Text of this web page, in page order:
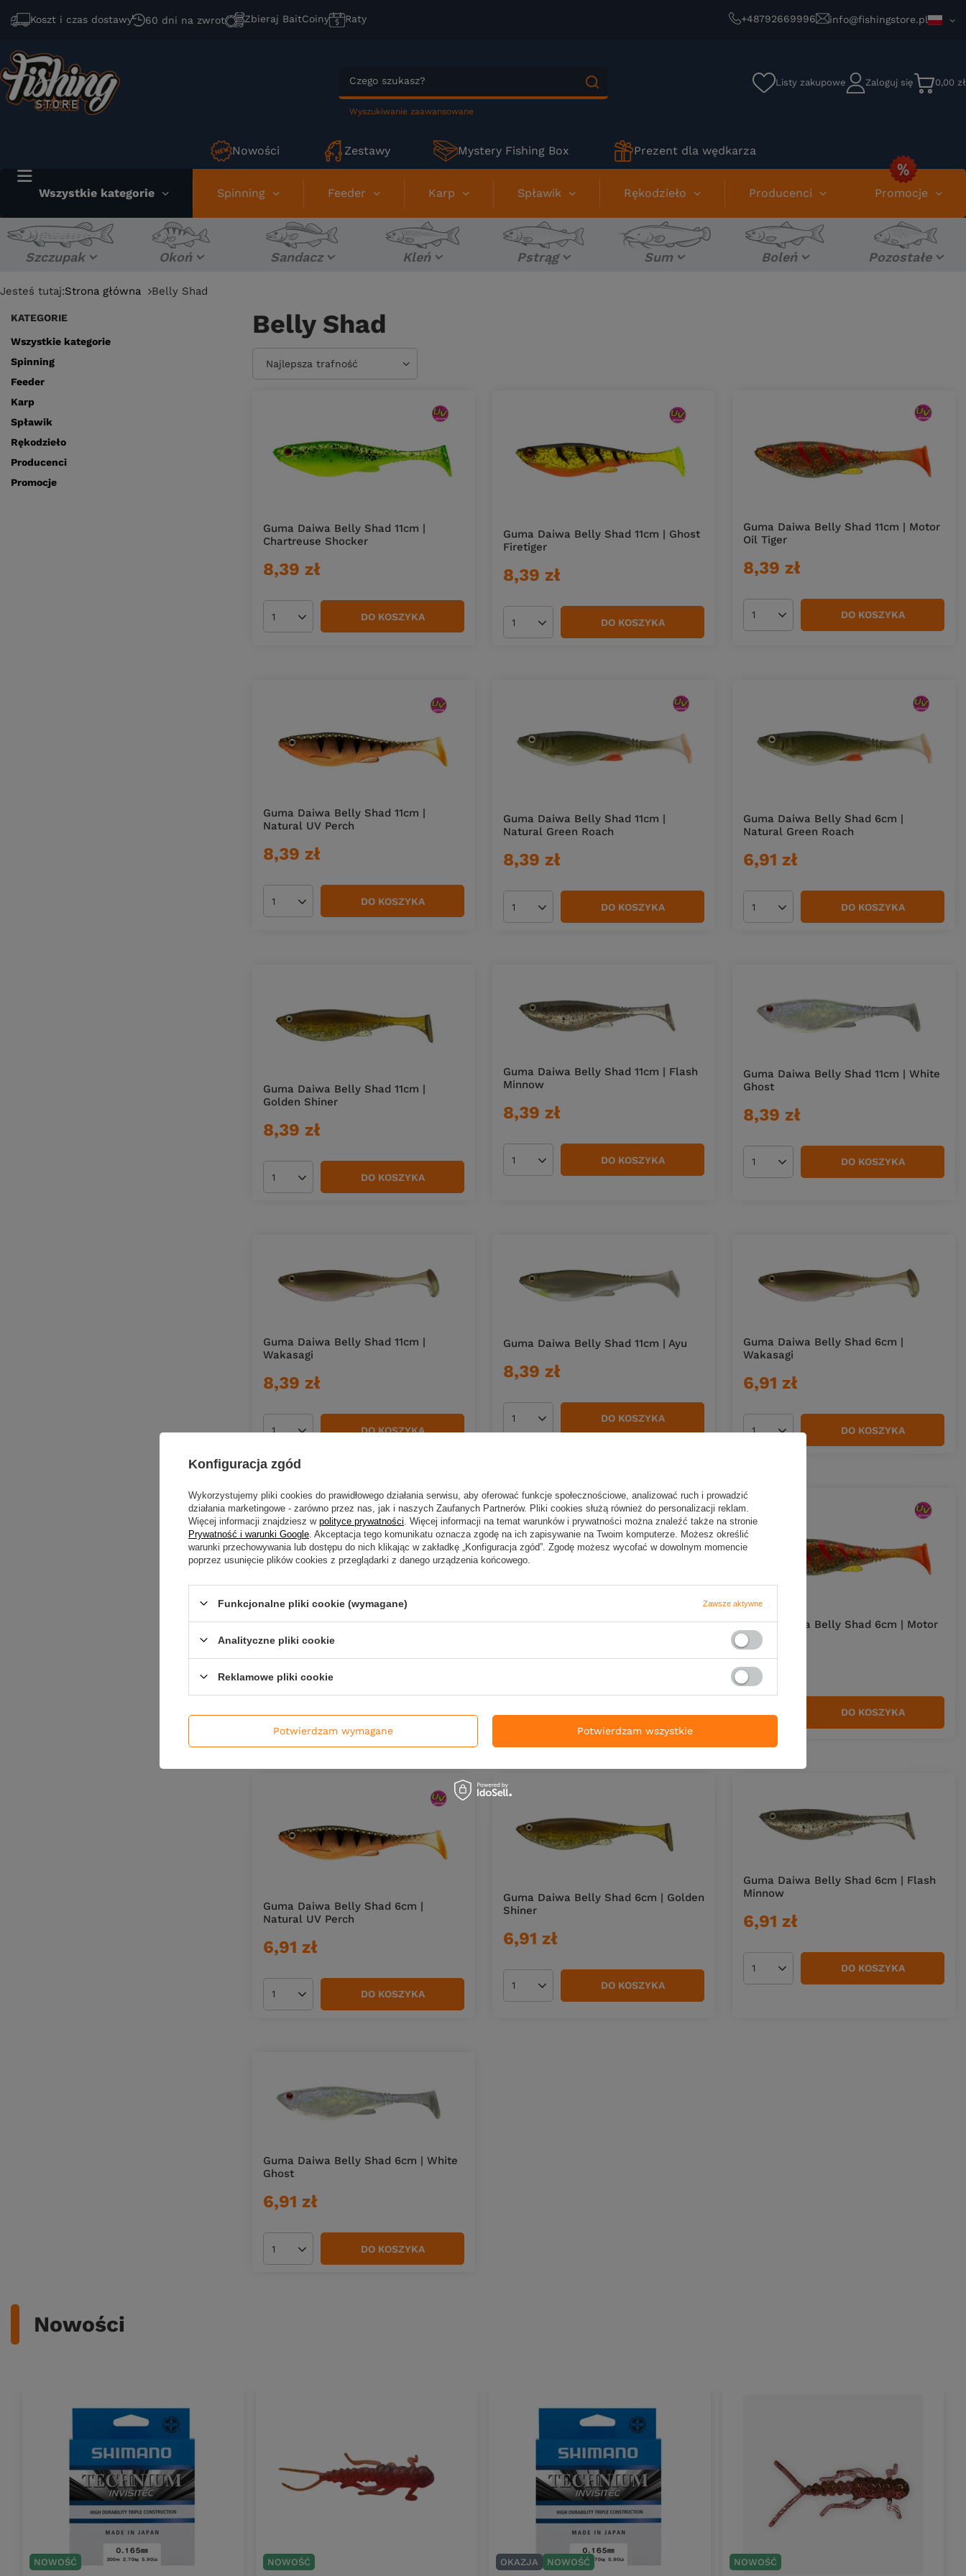
Koszt i czas dostawy 60 dni na zwrot Zbieraj BaitCoiny Raty +48792669996 info@fishingstore.pl
Wyszukiwanie zaawansowane
Listy zakupowe Zaloguj się 0,00 zł
Nowości Zestawy Mystery Fishing Box Prezent dla wędkarza
Wszystkie kategorie Spinning Feeder Karp Spławik Rękodzieło Producenci Promocje
Szczupak Okoń Sandacz Kleń Pstrąg Sum Boleń Pozostałe
Jesteś tutaj:Strona główna Belly Shad
KATEGORIE
Wszystkie kategorie
Spinning
Feeder
Karp
Spławik
Rękodzieło
Producenci
Promocje
Belly Shad
Zmień sortowanie
Najlepsza trafność
Guma Daiwa Belly Shad 11cm |
Chartreuse Shocker
8,39 zł
Ilość produktów DO KOSZYKA
Guma Daiwa Belly Shad 11cm | Ghost
Firetiger
8,39 zł
Ilość produktów DO KOSZYKA
Guma Daiwa Belly Shad 11cm | Motor
Oil Tiger
8,39 zł
Ilość produktów DO KOSZYKA
Guma Daiwa Belly Shad 11cm |
Natural UV Perch
8,39 zł
Ilość produktów DO KOSZYKA
Guma Daiwa Belly Shad 11cm |
Natural Green Roach
8,39 zł
Ilość produktów DO KOSZYKA
Guma Daiwa Belly Shad 6cm |
Natural Green Roach
6,91 zł
Ilość produktów DO KOSZYKA
Guma Daiwa Belly Shad 11cm |
Golden Shiner
8,39 zł
Ilość produktów DO KOSZYKA
Guma Daiwa Belly Shad 11cm | Flash
Minnow
8,39 zł
Ilość produktów DO KOSZYKA
Guma Daiwa Belly Shad 11cm | White
Ghost
8,39 zł
Ilość produktów DO KOSZYKA
Guma Daiwa Belly Shad 11cm |
Wakasagi
8,39 zł
Ilość produktów DO KOSZYKA
Guma Daiwa Belly Shad 11cm | Ayu
8,39 zł
Ilość produktów DO KOSZYKA
Guma Daiwa Belly Shad 6cm |
Wakasagi
6,91 zł
Ilość produktów DO KOSZYKA
6,91 zł
Ilość produktów
DO KOSZYKA
Guma Daiwa Belly Shad 6cm | Motor
Oil Tiger
6,91 zł
Ilość produktów DO KOSZYKA
Guma Daiwa Belly Shad 6cm |
Natural UV Perch
6,91 zł
Ilość produktów DO KOSZYKA
Guma Daiwa Belly Shad 6cm | Golden
Shiner
6,91 zł
Ilość produktów DO KOSZYKA
Guma Daiwa Belly Shad 6cm | Flash
Minnow
6,91 zł
Ilość produktów DO KOSZYKA
Guma Daiwa Belly Shad 6cm | White
Ghost
6,91 zł
Ilość produktów DO KOSZYKA
Nowości
NOWOŚĆ NOWOŚĆ OKAZJA NOWOŚĆ NOWOŚĆ
Konfiguracja zgód
Wykorzystujemy pliki cookies do prawidłowego działania serwisu, aby oferować funkcje społecznościowe, analizować ruch i prowadzić
działania marketingowe - zarówno przez nas, jak i naszych Zaufanych Partnerów. Pliki cookies służą również do personalizacji reklam.
Więcej informacji znajdziesz w polityce prywatności . Więcej informacji na temat warunków i prywatności można znaleźć także na stronie
Prywatność i warunki Google . Akceptacja tego komunikatu oznacza zgodę na ich zapisywanie na Twoim komputerze. Możesz określić
warunki przechowywania lub dostępu do nich klikając w zakładkę „Konfiguracja zgód”. Zgodę możesz wycofać w dowolnym momencie
poprzez usunięcie plików cookies z przeglądarki z danego urządzenia końcowego.
Funkcjonalne pliki cookie (wymagane) Zawsze aktywne
Analityczne pliki cookie
Reklamowe pliki cookie
Potwierdzam wymagane Potwierdzam wszystkie